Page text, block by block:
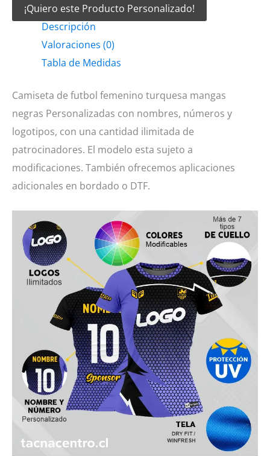
futbol
femenino
turquesa
mangas
¡Quiero este Producto Personalizado!
Descripción
Valoraciones (0)
Tabla de Medidas
Camiseta de futbol femenino turquesa mangas
negras Personalizadas con nombres, números y
logotipos, con una cantidad ilimitada de
patrocinadores. El modelo esta sujeto a
modificaciones. También ofrecemos aplicaciones
adicionales en bordado o DTF.